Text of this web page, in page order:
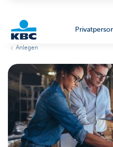
Particulieren
Anlegen